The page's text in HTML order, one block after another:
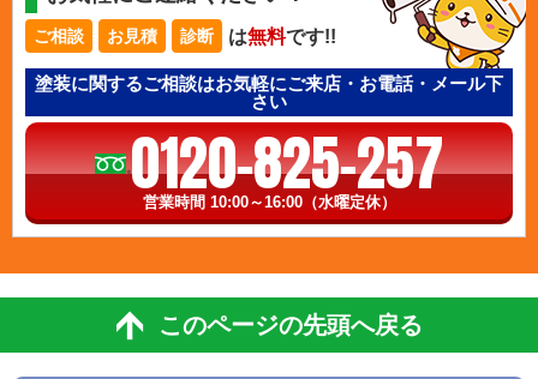
ご相談 お見積 診断 は無料です!!
塗装に関するご相談はお気軽にご来店・お電話・メール下
さい
0120-825-257
営業時間 10:00～16:00（水曜定休）
このページの先頭へ戻る